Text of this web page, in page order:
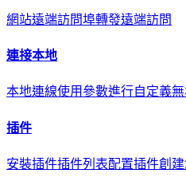
網站遠端訪問埠轉發遠端訪問
連接本地
本地連線使用參數進行自定義
插件
安裝插件插件列表配置插件創